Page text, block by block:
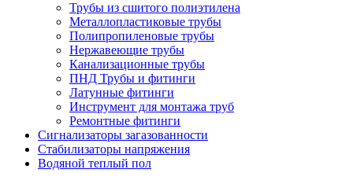
Трубы из сшитого полиэтилена
Металлопластиковые трубы
Полипропиленовые трубы
Нержавеющие трубы
Канализационные трубы
ПНД Трубы и фитинги
Латунные фитинги
Инструмент для монтажа труб
Ремонтные фитинги
Сигнализаторы загазованности
Стабилизаторы напряжения
Водяной теплый пол